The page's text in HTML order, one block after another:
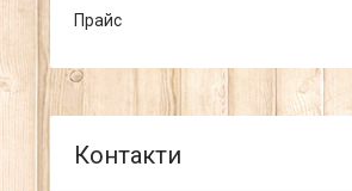
Прайс